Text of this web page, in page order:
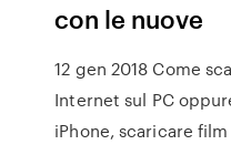
con le nuove
12 gen 2018 Come
Internet sul PC
iPhone, scaricare